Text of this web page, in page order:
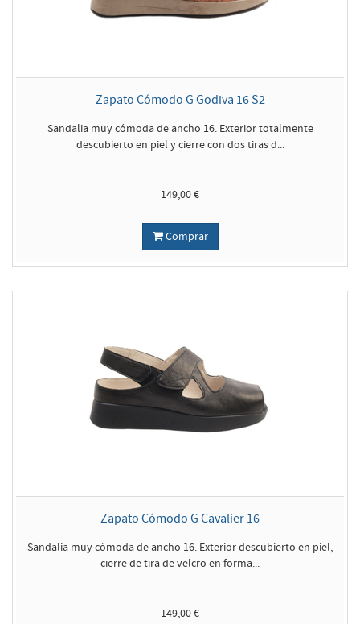
Zapato Cómodo G Godiva 16 S2
Sandalia muy cómoda de ancho 16. Exterior totalmente
descubierto en piel y cierre con dos tiras d...
149,00 €
Comprar
Zapato Cómodo G Cavalier 16
Sandalia muy cómoda de ancho 16. Exterior descubierto en piel,
cierre de tira de velcro en forma...
149,00 €